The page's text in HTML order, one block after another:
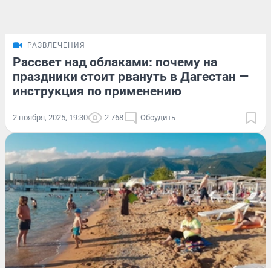
РАЗВЛЕЧЕНИЯ
Рассвет над облаками: почему на
праздники стоит рвануть в Дагестан —
инструкция по применению
2 ноября, 2025, 19:30 2 768 Обсудить